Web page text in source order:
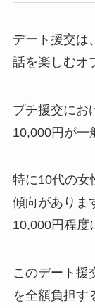
デート援交は
話を楽しむオ
プチ援交にお
10,000円が一
特に10代の女
傾向がありま
10,000円程度
このデート援
を全額負担す